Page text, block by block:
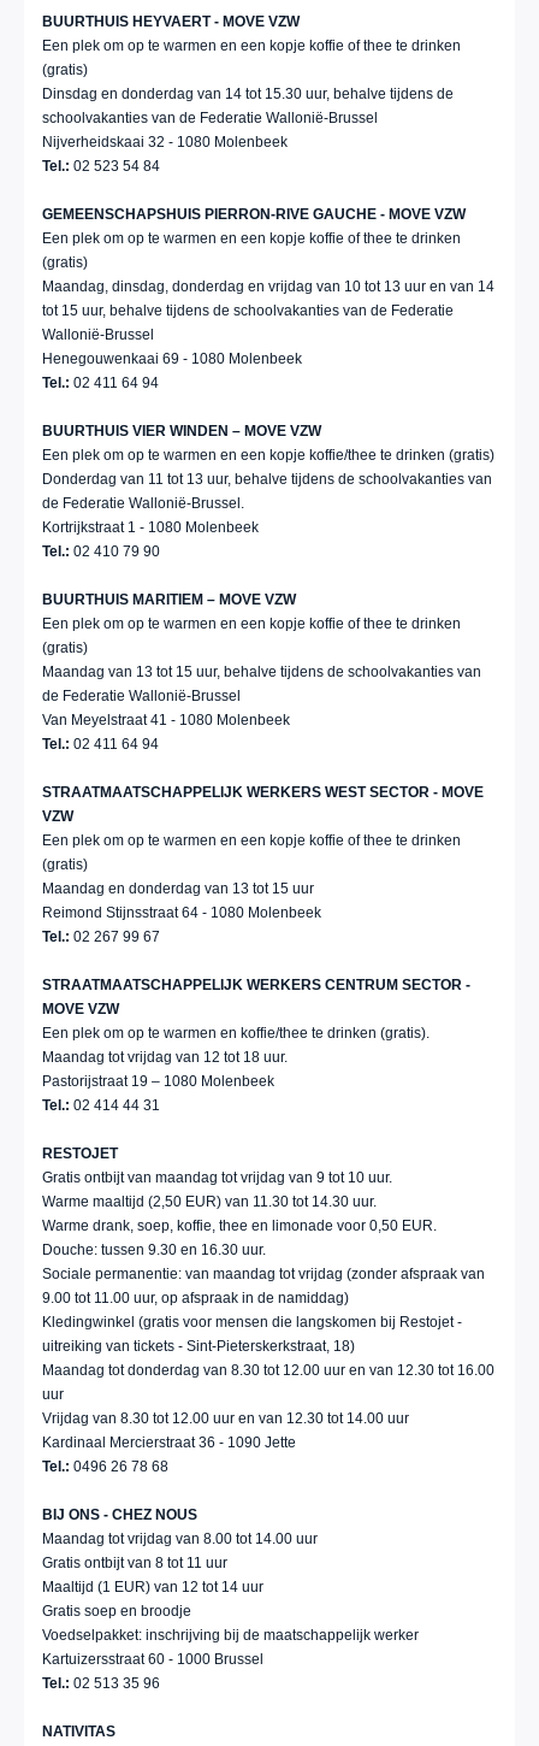
BUURTHUIS HEYVAERT - MOVE VZW
Een plek om op te warmen en een kopje koffie of thee te drinken
(gratis)
Dinsdag en donderdag van 14 tot 15.30 uur, behalve tijdens de
schoolvakanties van de Federatie Wallonië-Brussel
Nijverheidskaai 32 - 1080 Molenbeek
Tel.: 02 523 54 84
GEMEENSCHAPSHUIS PIERRON-RIVE GAUCHE - MOVE VZW
Een plek om op te warmen en een kopje koffie of thee te drinken
(gratis)
Maandag, dinsdag, donderdag en vrijdag van 10 tot 13 uur en van 14
tot 15 uur, behalve tijdens de schoolvakanties van de Federatie
Wallonië-Brussel
Henegouwenkaai 69 - 1080 Molenbeek
Tel.: 02 411 64 94
BUURTHUIS VIER WINDEN – MOVE VZW
Een plek om op te warmen en een kopje koffie/thee te drinken (gratis)
Donderdag van 11 tot 13 uur, behalve tijdens de schoolvakanties van
de Federatie Wallonië-Brussel.
Kortrijkstraat 1 - 1080 Molenbeek
Tel.: 02 410 79 90
BUURTHUIS MARITIEM – MOVE VZW
Een plek om op te warmen en een kopje koffie of thee te drinken
(gratis)
Maandag van 13 tot 15 uur, behalve tijdens de schoolvakanties van
de Federatie Wallonië-Brussel
Van Meyelstraat 41 - 1080 Molenbeek
Tel.: 02 411 64 94
STRAATMAATSCHAPPELIJK WERKERS WEST SECTOR - MOVE
VZW
Een plek om op te warmen en een kopje koffie of thee te drinken
(gratis)
Maandag en donderdag van 13 tot 15 uur
Reimond Stijnsstraat 64 - 1080 Molenbeek
Tel.: 02 267 99 67
STRAATMAATSCHAPPELIJK WERKERS CENTRUM SECTOR -
MOVE VZW
Een plek om op te warmen en koffie/thee te drinken (gratis).
Maandag tot vrijdag van 12 tot 18 uur.
Pastorijstraat 19 – 1080 Molenbeek
Tel.: 02 414 44 31
RESTOJET
Gratis ontbijt van maandag tot vrijdag van 9 tot 10 uur.
Warme maaltijd (2,50 EUR) van 11.30 tot 14.30 uur.
Warme drank, soep, koffie, thee en limonade voor 0,50 EUR.
Douche: tussen 9.30 en 16.30 uur.
Sociale permanentie: van maandag tot vrijdag (zonder afspraak van
9.00 tot 11.00 uur, op afspraak in de namiddag)
Kledingwinkel (gratis voor mensen die langskomen bij Restojet -
uitreiking van tickets - Sint-Pieterskerkstraat, 18)
Maandag tot donderdag van 8.30 tot 12.00 uur en van 12.30 tot 16.00
uur
Vrijdag van 8.30 tot 12.00 uur en van 12.30 tot 14.00 uur
Kardinaal Mercierstraat 36 - 1090 Jette
Tel.: 0496 26 78 68
BIJ ONS - CHEZ NOUS
Maandag tot vrijdag van 8.00 tot 14.00 uur
Gratis ontbijt van 8 tot 11 uur
Maaltijd (1 EUR) van 12 tot 14 uur
Gratis soep en broodje
Voedselpakket: inschrijving bij de maatschappelijk werker
Kartuizersstraat 60 - 1000 Brussel
Tel.: 02 513 35 96
NATIVITAS